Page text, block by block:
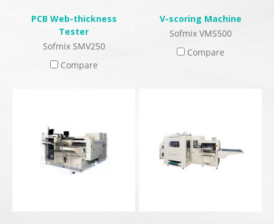
PCB Web-thickness
Tester
Sofmix SMV250
Compare
V-scoring Machine
Sofmix VMS500
Compare